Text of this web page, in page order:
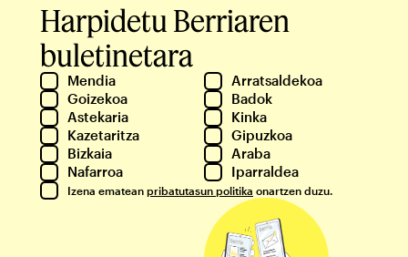
Harpidetu Berriaren
buletinetara
Mendia
Arratsaldekoa
Goizekoa
Badok
Astekaria
Kinka
Kazetaritza
Gipuzkoa
Bizkaia
Araba
Nafarroa
Iparraldea
Izena ematean pribatutasun politika onartzen duzu.